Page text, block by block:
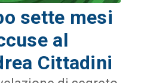
sette mesi
al
Cittadini